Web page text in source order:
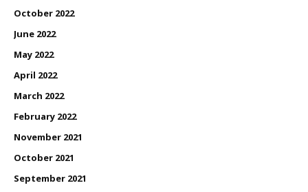
October 2022
June 2022
May 2022
April 2022
March 2022
February 2022
November 2021
October 2021
September 2021